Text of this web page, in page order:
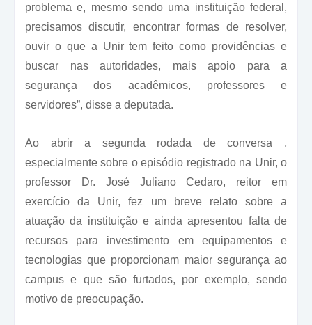
problema e, mesmo sendo uma instituição federal,
precisamos discutir, encontrar formas de resolver,
ouvir o que a Unir tem feito como providências e
buscar nas autoridades, mais apoio para a
segurança dos acadêmicos, professores e
servidores”, disse a deputada.
Ao abrir a segunda rodada de conversa ,
especialmente sobre o episódio registrado na Unir, o
professor Dr. José Juliano Cedaro, reitor em
exercício da Unir, fez um breve relato sobre a
atuação da instituição e ainda apresentou falta de
recursos para investimento em equipamentos e
tecnologias que proporcionam maior segurança ao
campus e que são furtados, por exemplo, sendo
motivo de preocupação.